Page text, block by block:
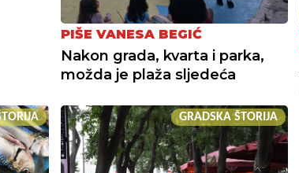
PIŠE VANESA BEGIĆ
Nakon grada, kvarta i parka,
možda je plaža sljedeća
GRADSKA ŠTORIJA